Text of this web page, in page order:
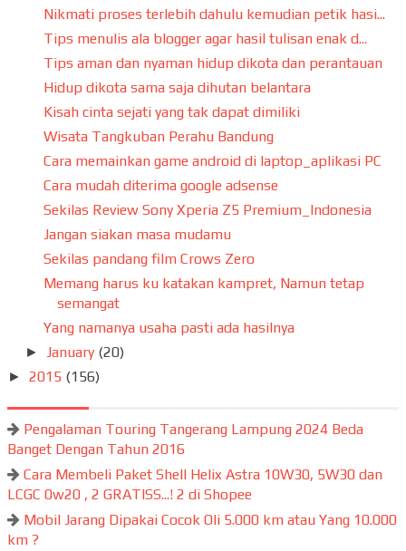
Nikmati proses terlebih dahulu kemudian petik hasi...
Tips menulis ala blogger agar hasil tulisan enak d...
Tips aman dan nyaman hidup dikota dan perantauan
Hidup dikota sama saja dihutan belantara
Kisah cinta sejati yang tak dapat dimiliki
Wisata Tangkuban Perahu Bandung
Cara memainkan game android di laptop_aplikasi PC
Cara mudah diterima google adsense
Sekilas Review Sony Xperia Z5 Premium_Indonesia
Jangan siakan masa mudamu
Sekilas pandang film Crows Zero
Memang harus ku katakan kampret, Namun tetap
semangat
Yang namanya usaha pasti ada hasilnya
► January (20)
► 2015 (156)
Pengalaman Touring Tangerang Lampung 2024 Beda
Banget Dengan Tahun 2016
Cara Membeli Paket Shell Helix Astra 10W30, 5W30 dan
LCGC 0w20 , 2 GRATISS...! 2 di Shopee
Mobil Jarang Dipakai Cocok Oli 5.000 km atau Yang 10.000
km ?